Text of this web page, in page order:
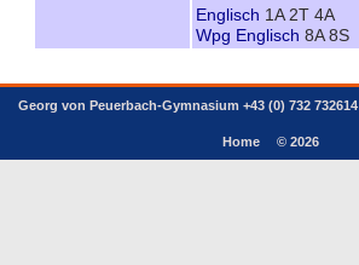
Englisch 1A 2T 4A
Wpg Englisch 8A 8S
Georg von Peuerbach-Gymnasium +43 (0) 732 732614
Home © 2026